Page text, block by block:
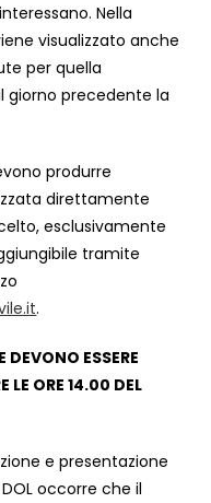
Nella
visualizzato anche
per quella
giorno precedente la
produrre
direttamente
esclusivamente
tramite
.
ESSERE
LE ORE 14.00 DEL
e presentazione
occorre che il